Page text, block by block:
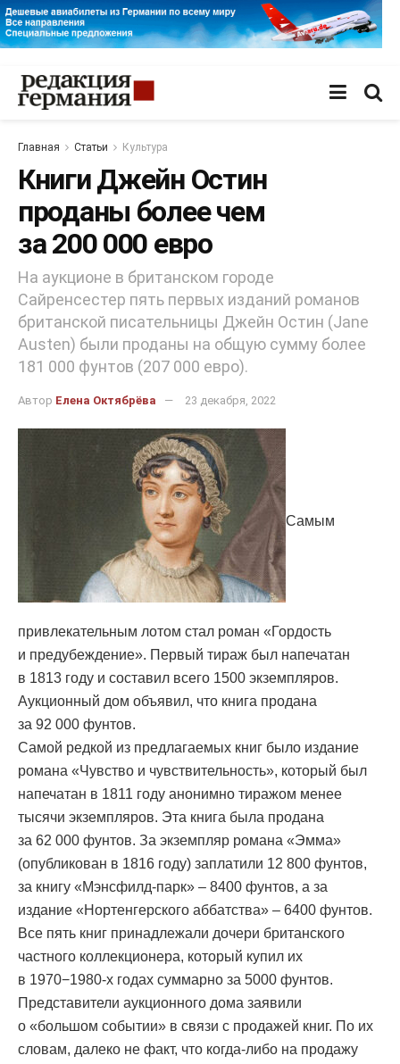
Главная Статьи Культура
Книги Джейн Остин
проданы более чем
за 200 000 евро
На аукционе в британском городе
Сайренсестер пять первых изданий романов
британской писательницы Джейн Остин (Jane
Austen) были проданы на общую сумму более
181 000 фунтов (207 000 евро).
Автор Елена Октябрёва 23 декабря, 2022
Самым
привлекательным лотом стал роман «Гордость
и предубеждение». Первый тираж был напечатан
в 1813 году и составил всего 1500 экземпляров.
Аукционный дом объявил, что книга продана
за 92 000 фунтов.
Самой редкой из предлагаемых книг было издание
романа «Чувство и чувствительность», который был
напечатан в 1811 году анонимно тиражом менее
тысячи экземпляров. Эта книга была продана
за 62 000 фунтов. За экземпляр романа «Эмма»
(опубликован в 1816 году) заплатили 12 800 фунтов,
за книгу «Мэнсфилд-парк» – 8400 фунтов, а за
издание «Нортенгерского аббатства» – 6400 фунтов.
Все пять книг принадлежали дочери британского
частного коллекционера, который купил их
в 1970−1980-х годах суммарно за 5000 фунтов.
Представители аукционного дома заявили
о «большом событии» в связи с продажей книг. По их
словам, далеко не факт, что когда-либо на продажу